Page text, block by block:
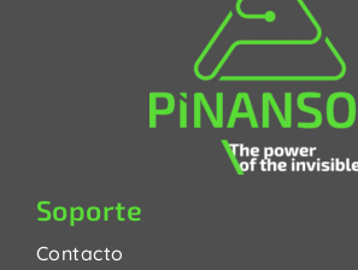
Soporte
Contacto